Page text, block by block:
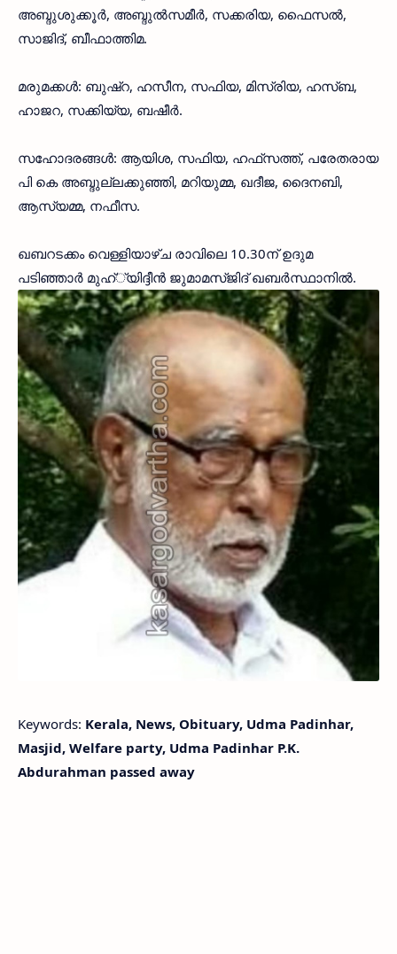
അബ്ദുശുക്കൂര്‍, അബ്ദുല്‍സമീര്‍, സക്കരിയ, ഫൈസല്‍,
സാജിദ്, ബീഫാത്തിമ.
മരുമക്കള്‍: ബുഷ്‌റ, ഹസീന, സഫിയ, മിസ്‌രിയ, ഹസ്ബ,
ഹാജറ, സക്കിയ്യ, ബഷീര്‍.
സഹോദരങ്ങള്‍: ആയിശ, സഫിയ, ഹഫ്‌സത്ത്, പരേതരായ
പി കെ അബ്ദുല്ലക്കുഞ്ഞി, മറിയുമ്മ, ഖദീജ, ദൈനബി,
ആസ്യമ്മ, നഫീസ.
ഖബറടക്കം വെള്ളിയാഴ്ച രാവിലെ 10.30ന് ഉദുമ
പടിഞ്ഞാര്‍ മുഹ്്‌യിദ്ദീന്‍ ജുമാമസ്ജിദ് ഖബര്‍സ്ഥാനില്‍.
Keywords: Kerala, News, Obituary, Udma Padinhar,
Masjid, Welfare party, Udma Padinhar P.K.
Abdurahman passed away